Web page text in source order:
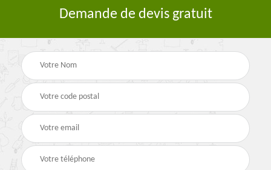
Demande de devis gratuit